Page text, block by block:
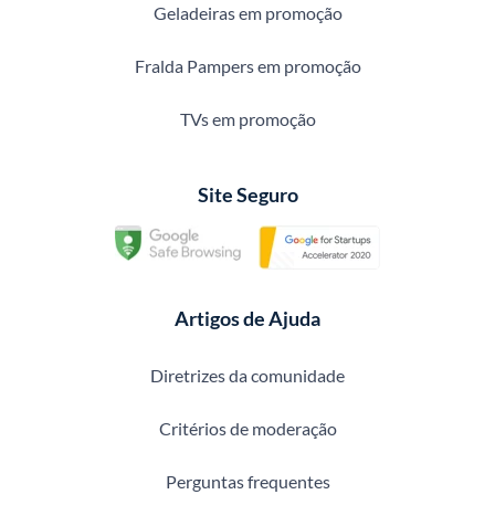
Geladeiras em promoção
Fralda Pampers em promoção
TVs em promoção
Site Seguro
Artigos de Ajuda
Diretrizes da comunidade
Critérios de moderação
Perguntas frequentes